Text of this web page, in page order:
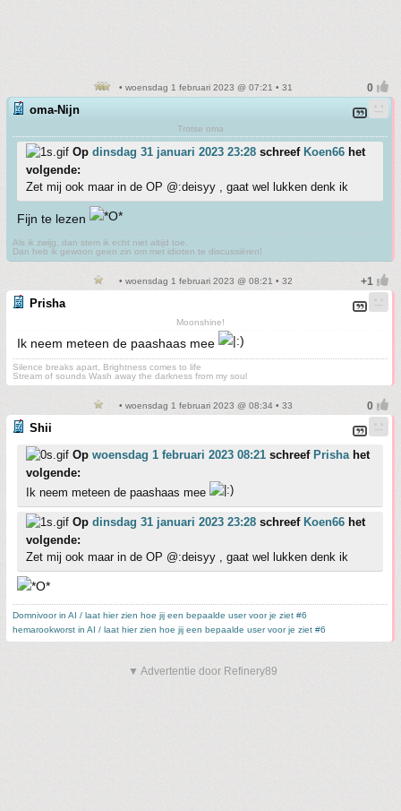
• woensdag 1 februari 2023 @ 07:21 • 31
oma-Nijn
Trotse oma
Op dinsdag 31 januari 2023 23:28 schreef Koen66 het
volgende:
Zet mij ook maar in de OP @:deisyy , gaat wel lukken denk ik
Fijn te lezen
Als ik zwijg, dan stem ik echt niet altijd toe.
Dan heb ik gewoon geen zin om met idioten te discussiëren!
• woensdag 1 februari 2023 @ 08:21 • 32
Prisha
Moonshine!
Ik neem meteen de paashaas mee
Silence breaks apart, Brightness comes to life
Stream of sounds Wash away the darkness from my soul
• woensdag 1 februari 2023 @ 08:34 • 33
Shii
Op woensdag 1 februari 2023 08:21 schreef Prishahet
volgende:
Ik neem meteen de paashaas mee
Op dinsdag 31 januari 2023 23:28 schreef Koen66 het
volgende:
Zet mij ook maar in de OP @:deisyy , gaat wel lukken denk ik
Domnivoor in AI / laat hier zien hoe jij een bepaalde user voor je ziet #6
hemarookworst in AI / laat hier zien hoe jij een bepaalde user voor je ziet #6
▼ Advertentie door Refinery89